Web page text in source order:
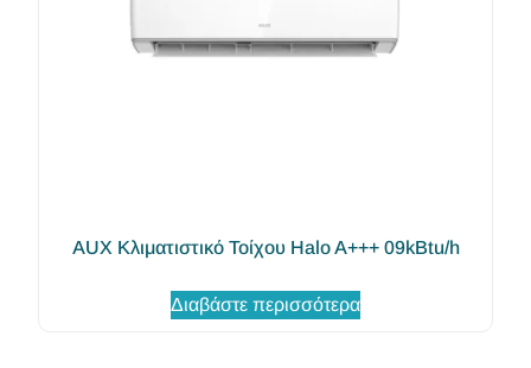
AUX Κλιματιστικό Τοίχου Halo A+++ 09kBtu/h
Διαβάστε περισσότερα